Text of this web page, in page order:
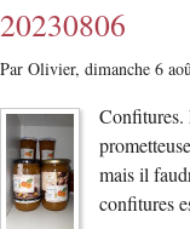
20230806
Par Olivier, dimanche 6
Confitures.
mais il
confitures